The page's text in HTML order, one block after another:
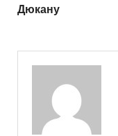
Дюкану